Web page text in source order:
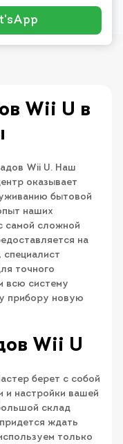
Wii U в
Wii U. Наш
оказывает
бытовой
наших
самой сложной
на
точного
всю систему
прибору новую
Wii U
берет с собой
и настройки вашей
склад
ждать
только